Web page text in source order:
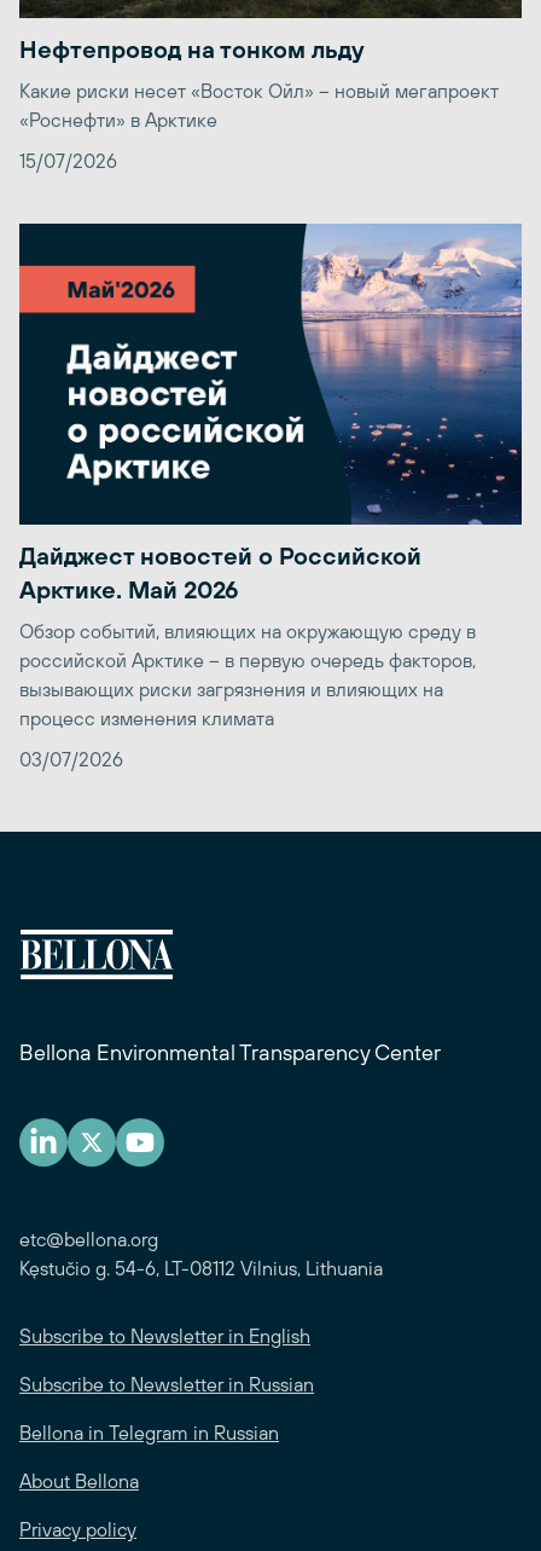
Нефтепровод на тонком льду
Какие риски несет «Восток Ойл» – новый мегапроект
«Роснефти» в Арктике
15/07/2026
Дайджест новостей о Российской
Арктике. Май 2026
Обзор событий, влияющих на окружающую среду в
российской Арктике – в первую очередь факторов,
вызывающих риски загрязнения и влияющих на
процесс изменения климата
03/07/2026
Bellona Environmental Transparency Center
etc@bellona.org
Kęstučio g. 54-6, LT-08112 Vilnius, Lithuania
Subscribe to Newsletter in English
Subscribe to Newsletter in Russian
Bellona in Telegram in Russian
About Bellona
Privacy policy